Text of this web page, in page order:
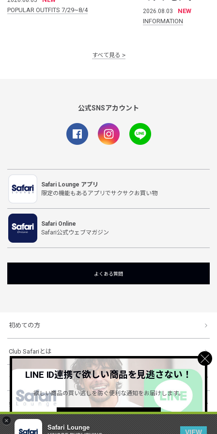
×
Safari Lounge
VIEW
POPULAR OUTFITS 7/29~8/4
2026.08.03
NEW
INFORMATION
すべて見る
公式SNSアカウント
Safari Lounge アプリ
限定の機能もあるアプリでサクサクお買い物
Safari Online
Safari公式ウェブマガジン
よくある質問
初めての方
Club Safariとは
ショッピングガイド
会社概要・規約
LINE ID連携で欲しい商品を見逃さない！
欲しい商品の買い逃しを防ぐ便利な通知をお届けします。
詳しくはこちら ＞